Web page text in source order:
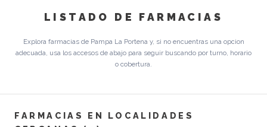
LISTADO DE FARMACIAS
Explora farmacias de Pampa La Portena y, si no encuentras una opcion
adecuada, usa los accesos de abajo para seguir buscando por turno, horario
o cobertura.
FARMACIAS EN LOCALIDADES